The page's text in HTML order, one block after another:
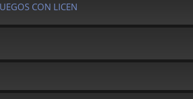
CON LICEN